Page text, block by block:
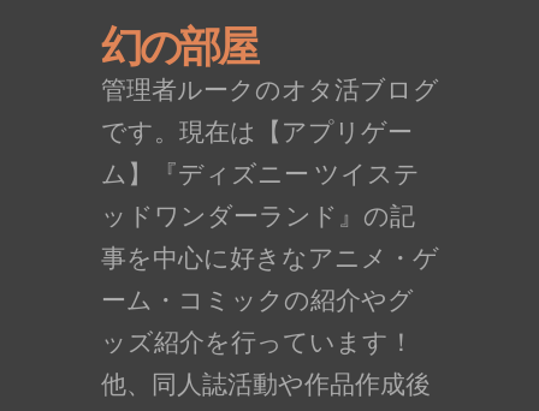
幻の部屋
管理者ルークのオタ活ブログ
です。現在は【アプリゲー
ム】『ディズニー ツイステ
ッドワンダーランド』の記
事を中心に好きなアニメ・ゲ
ーム・コミックの紹介やグ
ッズ紹介を行っています！
他、同人誌活動や作品作成後